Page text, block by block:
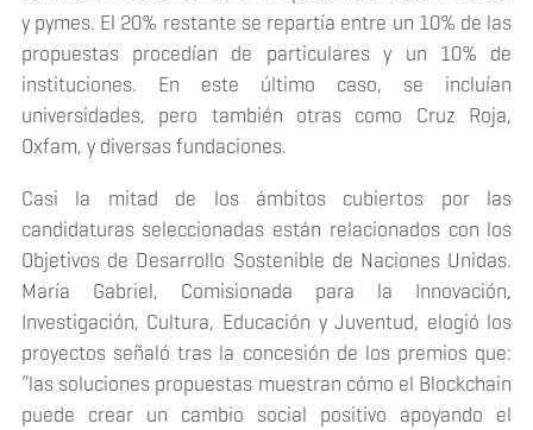
y pymes. El 20% restante se repartía entre un 10% de las
propuestas procedían de particulares y un 10% de
instituciones. En este último caso, se incluían
universidades, pero también otras como Cruz Roja,
Oxfam, y diversas fundaciones.
Casi la mitad de los ámbitos cubiertos por las
candidaturas seleccionadas están relacionados con los
Objetivos de Desarrollo Sostenible de Naciones Unidas.
María Gabriel, Comisionada para la Innovación,
Investigación, Cultura, Educación y Juventud, elogió los
proyectos señaló tras la concesión de los premios que:
“las soluciones propuestas muestran cómo el Blockchain
puede crear un cambio social positivo apoyando el